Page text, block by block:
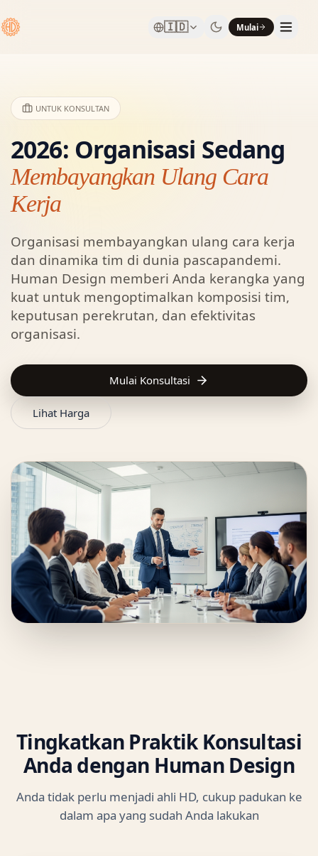
🇮🇩 Mulai
UNTUK KONSULTAN
2026: Organisasi Sedang
Membayangkan Ulang Cara
Kerja
Organisasi membayangkan ulang cara kerja
dan dinamika tim di dunia pascapandemi.
Human Design memberi Anda kerangka yang
kuat untuk mengoptimalkan komposisi tim,
keputusan perekrutan, dan efektivitas
organisasi.
Mulai Konsultasi
Lihat Harga
Tingkatkan Praktik Konsultasi
Anda dengan Human Design
Anda tidak perlu menjadi ahli HD, cukup padukan ke
dalam apa yang sudah Anda lakukan